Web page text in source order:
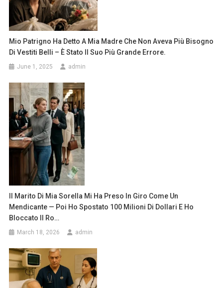
Mio Patrigno Ha Detto A Mia Madre Che Non Aveva Più Bisogno
Di Vestiti Belli – È Stato Il Suo Più Grande Errore.
June 1, 2025 admin
Il Marito Di Mia Sorella Mi Ha Preso In Giro Come Un
Mendicante — Poi Ho Spostato 100 Milioni Di Dollari E Ho
Bloccato Il Ro…
March 18, 2026 admin